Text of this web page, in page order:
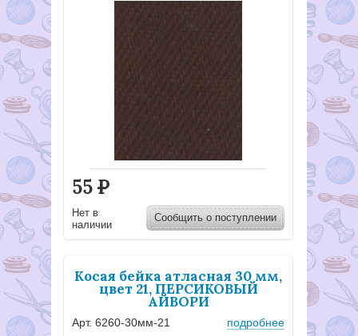
55Р
Нет в
наличии
Сообщить о поступлении
Косая бейка атласная 30 мм,
цвет 21, ПЕРСИКОВЫЙ
АЙВОРИ
Арт. 6260-30мм-21 подробнее